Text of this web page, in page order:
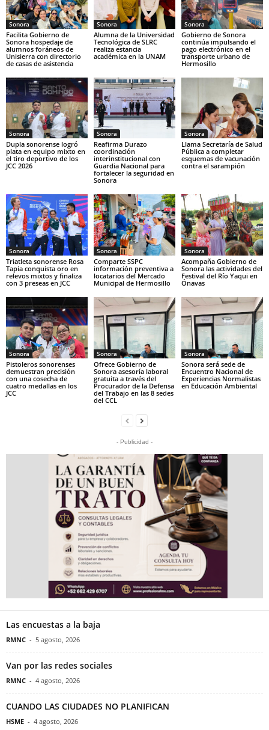
Sonora
Facilita Gobierno de
Sonora hospedaje de
alumnos foráneos de
Unisierra con directorio
de casas de asistencia
Sonora
Alumna de la Universidad
Tecnológica de SLRC
realiza estancia
académica en la UNAM
Sonora
Gobierno de Sonora
continúa impulsando el
pago electrónico en el
transporte urbano de
Hermosillo
Sonora
Dupla sonorense logró
plata en equipo mixto en
el tiro deportivo de los
JCC 2026
Sonora
Reafirma Durazo
coordinación
interinstitucional con
Guardia Nacional para
fortalecer la seguridad en
Sonora
Sonora
Llama Secretaría de Salud
Pública a completar
esquemas de vacunación
contra el sarampión
Sonora
Triatleta sonorense Rosa
Tapia conquista oro en
relevos mixtos y finaliza
con 3 preseas en JCC
Sonora
Comparte SSPC
información preventiva a
locatarios del Mercado
Municipal de Hermosillo
Sonora
Acompaña Gobierno de
Sonora las actividades del
Festival del Río Yaqui en
Ónavas
Sonora
Pistoleros sonorenses
demuestran precisión
con una cosecha de
cuatro medallas en los
JCC
Sonora
Ofrece Gobierno de
Sonora asesoría laboral
gratuita a través del
Procurador de la Defensa
del Trabajo en las 8 sedes
del CCL
Sonora
Sonora será sede de
Encuentro Nacional de
Experiencias Normalistas
en Educación Ambiental
- Publicidad -
Las encuestas a la baja
RMNC - 5 agosto, 2026
Van por las redes sociales
RMNC - 4 agosto, 2026
CUANDO LAS CIUDADES NO PLANIFICAN
HSME - 4 agosto, 2026